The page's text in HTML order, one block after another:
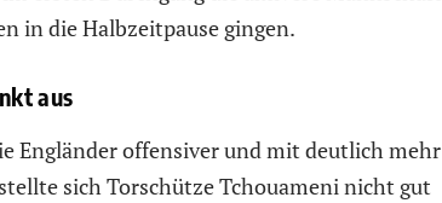
in die Halbzeitpause gingen.
aus
Engländer offensiver und mit deutlich mehr
sich Torschütze Tchouameni nicht gut